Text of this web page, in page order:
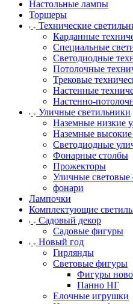
Настольные лампы
Торшеры
Технические
Карданные
Специальные
Светодиодные
Потолочные
Трековые
Настенные
Настенно-
Уличные светильники
Наземные низкие
Наземные
Светодиодные
Фонарные столбы
Прожекторы
Уличные
фонари
Лампочки
Комплектующие
Садовый декор
Садовые фигуры
Новый год
Гирлянды
Световые фигуры
Фигуры
Панно НГ
Елочные игрушки